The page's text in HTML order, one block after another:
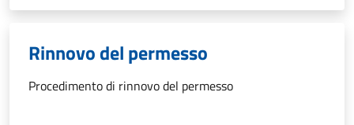
Rinnovo del permesso
Procedimento di rinnovo del permesso